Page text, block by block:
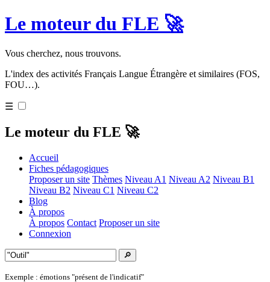
Le moteur du FLE 🚀
Vous cherchez, nous trouvons.
L'index des activités Français Langue Étrangère et similaires (FOS,
FOU…).
☰
Le moteur du FLE 🚀
Accueil
Fiches pédagogiques
Proposer un site Thèmes Niveau A1 Niveau A2 Niveau B1
Niveau B2 Niveau C1 Niveau C2
Blog
À propos
À propos Contact Proposer un site
Connexion
🔎
Exemple : émotions "présent de l'indicatif"